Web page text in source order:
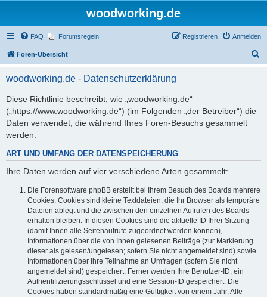
woodworking.de
FAQ Forumsregeln Anmelden
Registrieren
Foren-Übersicht
woodworking.de - Datenschutzerklärung
Diese Richtlinie beschreibt, wie „woodworking.de“
(„https://www.woodworking.de“) (im Folgenden „der Betreiber“) die
Daten verwendet, die während Ihres Foren-Besuchs gesammelt
werden.
ART UND UMFANG DER DATENSPEICHERUNG
Ihre Daten werden auf vier verschiedene Arten gesammelt:
Die Forensoftware phpBB erstellt bei Ihrem Besuch des Boards mehrere
Cookies. Cookies sind kleine Textdateien, die Ihr Browser als temporäre
Dateien ablegt und die zwischen den einzelnen Aufrufen des Boards
erhalten bleiben. In diesen Cookies sind die aktuelle ID Ihrer Sitzung
(damit Ihnen alle Seitenaufrufe zugeordnet werden können),
Informationen über die von Ihnen gelesenen Beiträge (zur Markierung
dieser als gelesen/ungelesen; sofern Sie nicht angemeldet sind) sowie
Informationen über Ihre Teilnahme an Umfragen (sofern Sie nicht
angemeldet sind) gespeichert. Ferner werden Ihre Benutzer-ID, ein
Authentifizierungsschlüssel und eine Session-ID gespeichert. Die
Cookies haben standardmäßig eine Gültigkeit von einem Jahr. Alle